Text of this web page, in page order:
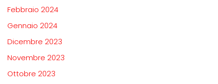
Febbraio 2024
Gennaio 2024
Dicembre 2023
Novembre 2023
Ottobre 2023